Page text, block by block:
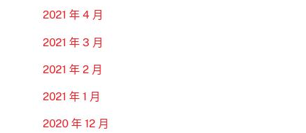
2021 年 4 月
2021 年 3 月
2021 年 2 月
2021 年 1 月
2020 年 12 月